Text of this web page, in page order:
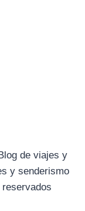
de viajes y
y senderismo